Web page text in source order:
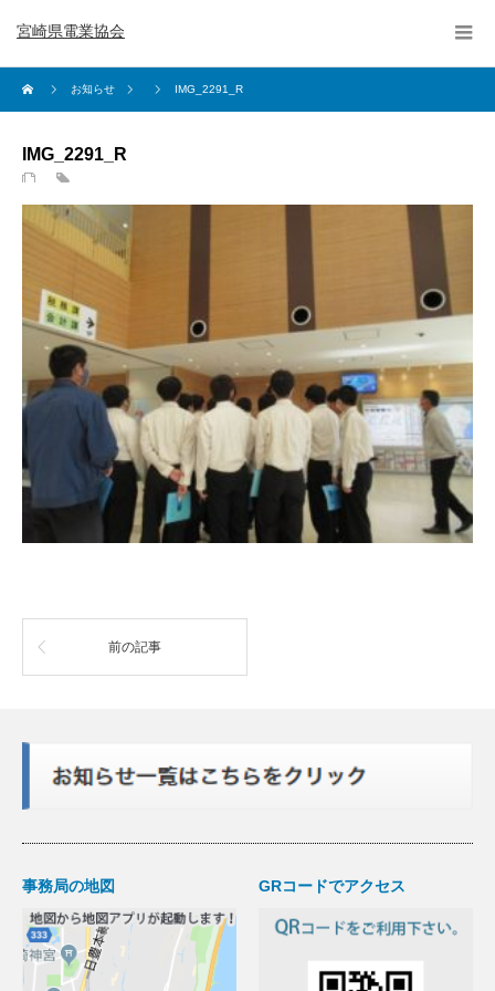
宮崎県電業協会
お知らせ IMG_2291_R
IMG_2291_R
前の記事
事務局の地図 GRコードでアクセス